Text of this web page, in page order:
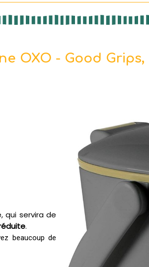
OXO - Good
qui servira de
.
beaucoup de